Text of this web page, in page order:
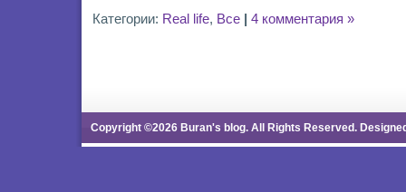
Категории: Real life, Все | 4 комментария »
Copyright ©2026 Buran's blog. All Rights Reserved.